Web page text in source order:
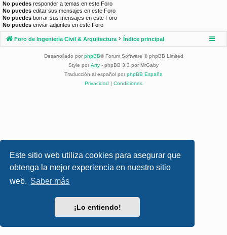
Este sitio web utiliza cookies para asegurar que
obtenga la mejor experiencia en nuestro sitio
web. Saber más
¡Lo entiendo!
No puedes responder a temas en este Foro
No puedes editar sus mensajes en este Foro
No puedes borrar sus mensajes en este Foro
No puedes enviar adjuntos en este Foro
Foro de Ingenieria Civil & Arquitectura Índice principal
Desarrollado por phpBB® Forum Software © phpBB Limited
Style por Arty - phpBB 3.3 por MrGaby
Traducción al español por phpBB España
Privacidad | Condiciones